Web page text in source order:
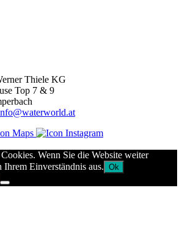
Thiele KG
Top 7 & 9
Wenn Sie die Website weiter
Einverständnis aus. Ok